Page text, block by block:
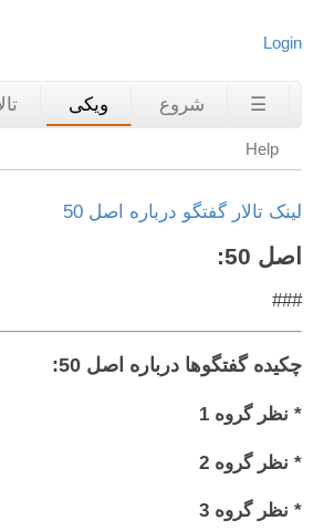
Login
☰ شروع ویکی
Help
لینک تالار گفتگو درباره اصل 50
اصل 50:
###
چکیده گفتگوها درباره اصل 50:
* نظر گروه 1
* نظر گروه 2
* نظر گروه 3